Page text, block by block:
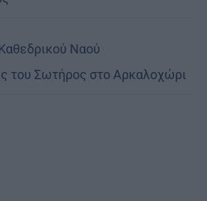
Ναού
Σωτήρος στο Αρκαλοχώρι